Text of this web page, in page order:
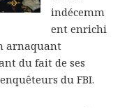
indécemm
ent enrichi
arnaquant
du fait de ses
du FBI.